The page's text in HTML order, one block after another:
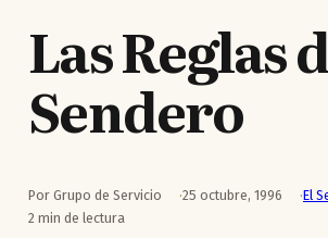
Las Reglas
Sendero
Por Grupo de Servicio 25 octubre, 1996
El
2 min de lectura